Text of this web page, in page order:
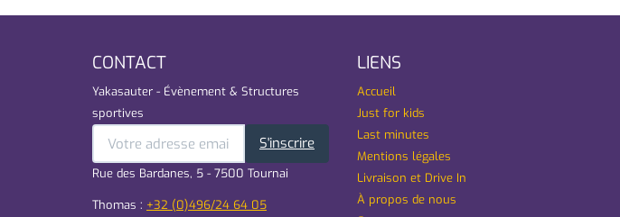
CONTACT
Yakasauter - Évènement & Structures
sportives
S'inscrire
Rue des Bardanes, 5 - 7500 Tournai
Thomas : +32 (0)496/24 64 05
LIENS
Accueil
Just for kids
Last minutes
Mentions légales
Livraison et Drive In
À propos de nous